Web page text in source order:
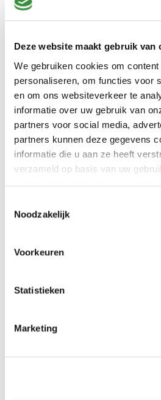
Deze website maakt gebruik van
We gebruiken cookies om
personaliseren, om functies voor
en om ons websiteverkeer te
informatie over uw gebruik van
partners voor social media,
partners kunnen deze gegevens
informatie die u aan ze heeft
verzameld op basis van uw
Noodzakelijk
Voorkeuren
Statistieken
Marketing
Geiten- en
Dit luxe pakket bevat een fijne
schapenkazen die perfect met
geitenkaas met truffel tot oude
kaasliefhebbers en een
over onze